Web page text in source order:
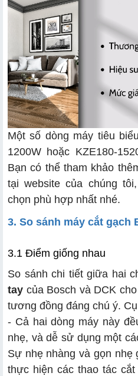
Một số dòng máy tiêu
1200W hoặc KZE180-
Bạn có thể tham khảo
tại website của chúng
chọn phù hợp nhất nhé.
3. So sánh máy cắt gạch
3.1 Điểm giống nhau
So sánh chi tiết giữa hai
tay của Bosch và DCK
tương đồng đáng chú ý.
- Cả hai dòng máy này
nhẹ, và dễ sử dụng một
Sự nhẹ nhàng và gọn nhẹ
thực hiện các thao tác